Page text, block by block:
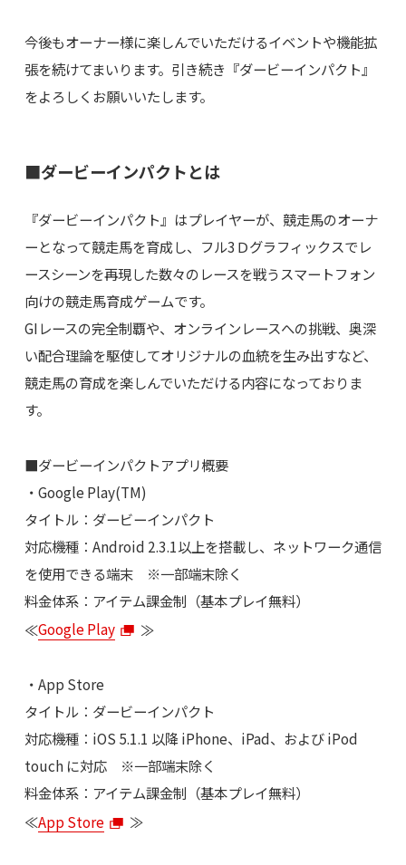
今後もオーナー様に楽しんでいただけるイベントや機能拡
張を続けてまいります。引き続き『ダービーインパクト』
をよろしくお願いいたします。
■ダービーインパクトとは
『ダービーインパクト』はプレイヤーが、競走馬のオーナ
ーとなって競走馬を育成し、フル3Ｄグラフィックスでレ
ースシーンを再現した数々のレースを戦うスマートフォン
向けの競走馬育成ゲームです。
GIレースの完全制覇や、オンラインレースへの挑戦、奥深
い配合理論を駆使してオリジナルの血統を生み出すなど、
競走馬の育成を楽しんでいただける内容になっておりま
す。
■ダービーインパクトアプリ概要
・Google Play(TM)
タイトル：ダービーインパクト
対応機種：Android 2.3.1以上を搭載し、ネットワーク通信
を使用できる端末 ※一部端末除く
料金体系：アイテム課金制（基本プレイ無料）
≪Google Play ≫
・App Store
タイトル：ダービーインパクト
対応機種：iOS 5.1.1 以降 iPhone、iPad、および iPod
touch に対応 ※一部端末除く
料金体系：アイテム課金制（基本プレイ無料）
≪App Store ≫